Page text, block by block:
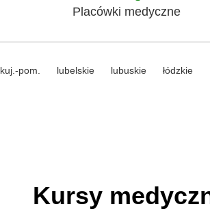
Placówki medyczne
kuj.-pom. lubelskie lubuskie łódzkie
Kursy